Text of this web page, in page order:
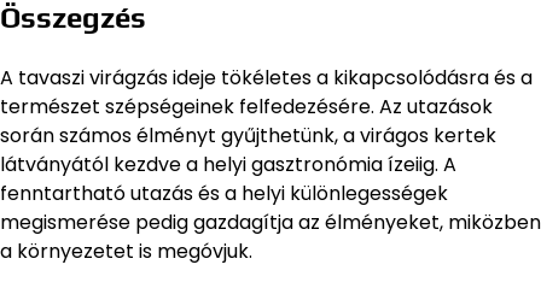
Összegzés
A tavaszi virágzás ideje tökéletes a kikapcsolódásra és a
természet szépségeinek felfedezésére. Az utazások
során számos élményt gyűjthetünk, a virágos kertek
látványától kezdve a helyi gasztronómia ízeiig. A
fenntartható utazás és a helyi különlegességek
megismerése pedig gazdagítja az élményeket, miközben
a környezetet is megóvjuk.